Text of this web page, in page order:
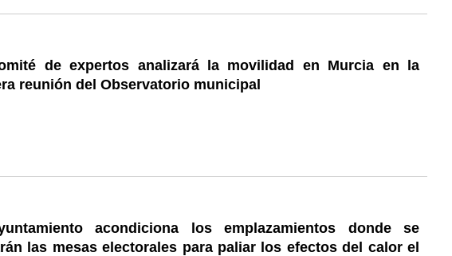
de expertos analizará la movilidad en Murcia en la
reunión del Observatorio municipal
acondiciona los emplazamientos donde se
las mesas electorales para paliar los efectos del calor el